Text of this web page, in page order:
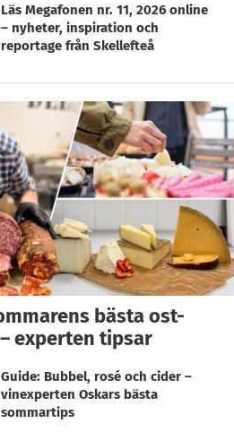
Läs Megafonen nr. 11, 2026 online
– nyheter, inspiration och
reportage från Skellefteå
bästa ost-
experten tipsar
Guide: Bubbel, rosé och cider –
vinexperten Oskars bästa
sommartips